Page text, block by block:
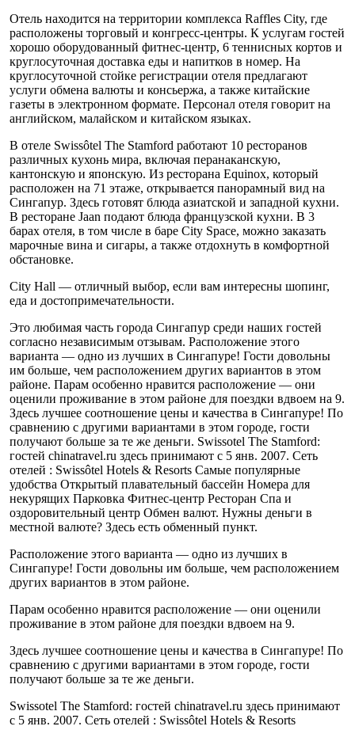
Отель находится на территории комплекса Raffles City, где
расположены торговый и конгресс-центры. К услугам гостей
хорошо оборудованный фитнес-центр, 6 теннисных кортов и
круглосуточная доставка еды и напитков в номер. На
круглосуточной стойке регистрации отеля предлагают
услуги обмена валюты и консьержа, а также китайские
газеты в электронном формате. Персонал отеля говорит на
английском, малайском и китайском языках.
В отеле Swissôtel The Stamford работают 10 ресторанов
различных кухонь мира, включая перанаканскую,
кантонскую и японскую. Из ресторана Equinox, который
расположен на 71 этаже, открывается панорамный вид на
Сингапур. Здесь готовят блюда азиатской и западной кухни.
В ресторане Jaan подают блюда французской кухни. В 3
барах отеля, в том числе в баре City Space, можно заказать
марочные вина и сигары, а также отдохнуть в комфортной
обстановке.
City Hall — отличный выбор, если вам интересны шопинг,
еда и достопримечательности.
Это любимая часть города Сингапур среди наших гостей
согласно независимым отзывам. Расположение этого
варианта — одно из лучших в Сингапуре! Гости довольны
им больше, чем расположением других вариантов в этом
районе. Парам особенно нравится расположение — они
оценили проживание в этом районе для поездки вдвоем на 9.
Здесь лучшее соотношение цены и качества в Сингапуре! По
сравнению с другими вариантами в этом городе, гости
получают больше за те же деньги. Swissotel The Stamford:
гостей chinatravel.ru здесь принимают с 5 янв. 2007. Сеть
отелей : Swissôtel Hotels & Resorts Самые популярные
удобства Открытый плавательный бассейн Номера для
некурящих Парковка Фитнес-центр Ресторан Спа и
оздоровительный центр Обмен валют. Нужны деньги в
местной валюте? Здесь есть обменный пункт.
Расположение этого варианта — одно из лучших в
Сингапуре! Гости довольны им больше, чем расположением
других вариантов в этом районе.
Парам особенно нравится расположение — они оценили
проживание в этом районе для поездки вдвоем на 9.
Здесь лучшее соотношение цены и качества в Сингапуре! По
сравнению с другими вариантами в этом городе, гости
получают больше за те же деньги.
Swissotel The Stamford: гостей chinatravel.ru здесь принимают
с 5 янв. 2007. Сеть отелей : Swissôtel Hotels & Resorts